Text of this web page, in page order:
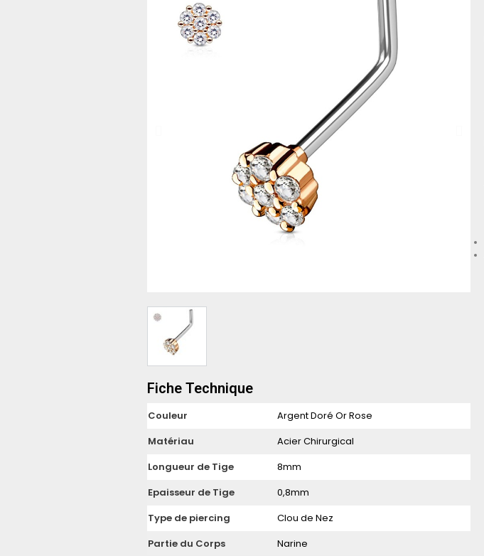
Fiche Technique
Couleur
Argent Doré Or Rose
Matériau
Acier Chirurgical
Longueur de Tige
8mm
Epaisseur de Tige
0,8mm
Type de piercing
Clou de Nez
Partie du Corps
Narine